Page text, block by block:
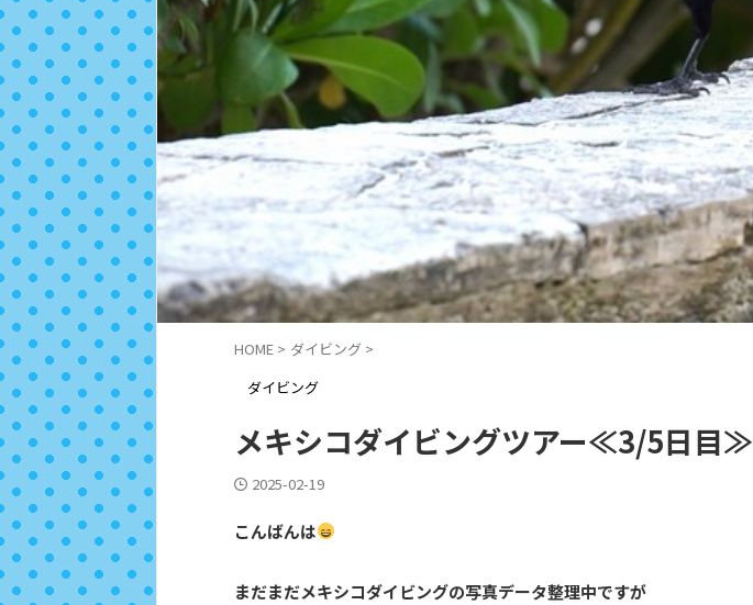
HOME > ダイビング >
ダイビング
メキシコダイビングツアー≪3/5日目≫
2025-02-19
こんばんは
まだまだメキシコダイビングの写真データ整理中ですが